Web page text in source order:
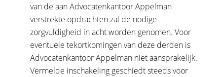
van de aan Advocatenkantoor Appelman
verstrekte opdrachten zal de nodige
zorgvuldigheid in acht worden genomen. Voor
eventuele tekortkomingen van deze derden is
Advocatenkantoor Appelman niet aansprakelijk.
Vermelde inschakeling geschiedt steeds voor